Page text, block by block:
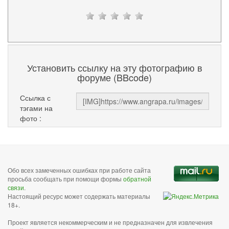
Установить ссылку на эту фотографию в
форуме (BBcode)
Ссылка с
тэгами на
фото :
Обо всех замеченных ошибках при работе сайта
просьба сообщать при помощи формы обратной
связи.
Настоящий ресурс может содержать материалы
18+.
Проект является некоммерческим и не предназначен для извлечения